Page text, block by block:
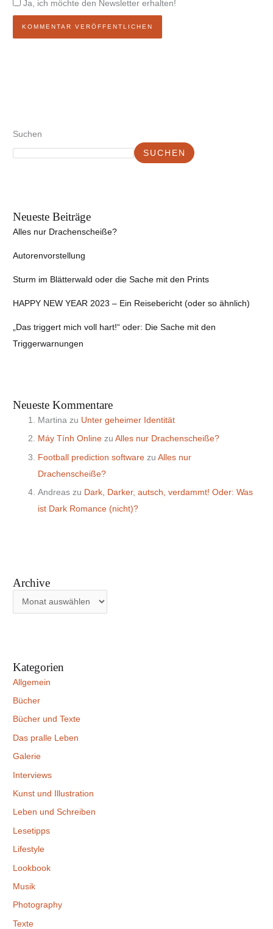
Ja, ich möchte den Newsletter erhalten!
Suchen
SUCHEN
Neueste Beiträge
Alles nur Drachenscheiße?
Autorenvorstellung
Sturm im Blätterwald oder die Sache mit den Prints
HAPPY NEW YEAR 2023 – Ein Reisebericht (oder so ähnlich)
„Das triggert mich voll hart!“ oder: Die Sache mit den
Triggerwarnungen
Neueste Kommentare
Martina zu Unter geheimer Identität
Máy Tính Online zuAlles nur Drachenscheiße?
Football prediction software zuAlles nur
Drachenscheiße?
Andreas zu Dark, Darker, autsch, verdammt! Oder: Was
ist Dark Romance (nicht)?
Archive
Kategorien
Allgemein
Bücher
Bücher und Texte
Das pralle Leben
Galerie
Interviews
Kunst und Illustration
Leben und Schreiben
Lesetipps
Lifestyle
Lookbook
Musik
Photography
Texte